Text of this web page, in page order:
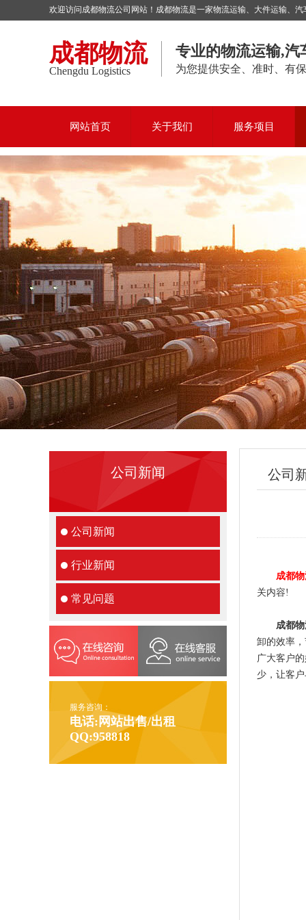
欢迎访问成都物流公司网站！成都物流是一家物流运输、大件运输、
成都物流
Chengdu Logistics
专业的物流运输,汽
为您提供安全、准时、有
网站首页 关于我们 服务项目
公司新闻
公司新闻
行业新闻
常见问题
服务咨询：
电话:网站出售/出租
QQ:958818
公司
成都
关内容!
成都
卸的效率
广大客户
少，让客